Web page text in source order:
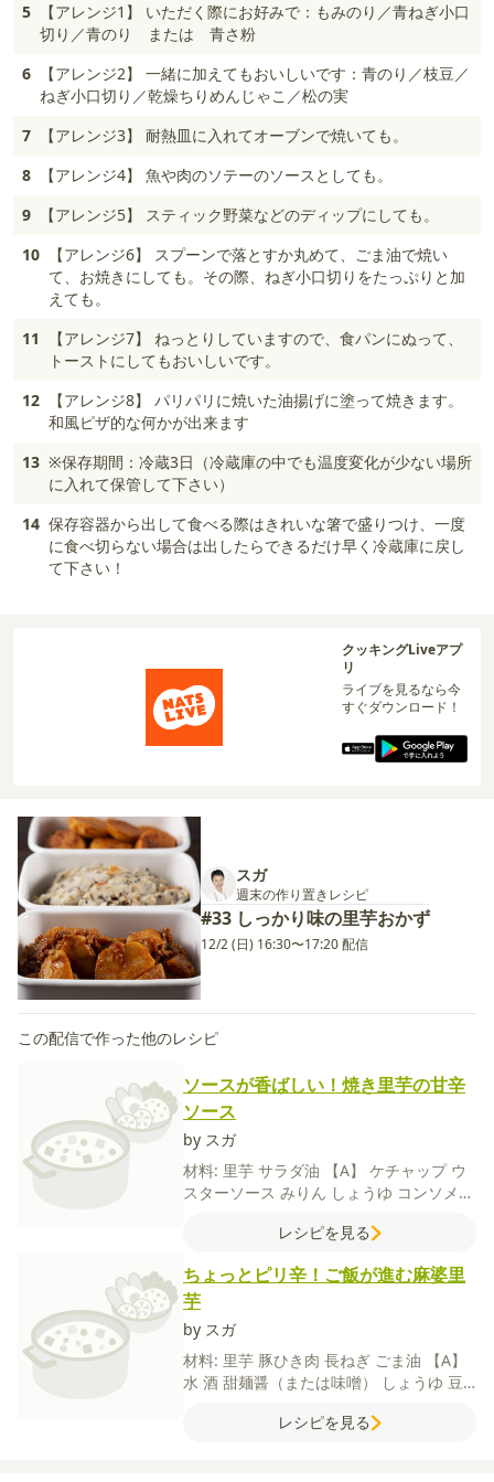
5
【アレンジ1】 いただく際にお好みで：もみのり／青ねぎ小口
切り／青のり または 青さ粉
6
【アレンジ2】 一緒に加えてもおいしいです：青のり／枝豆／
ねぎ小口切り／乾燥ちりめんじゃこ／松の実
7
【アレンジ3】 耐熱皿に入れてオーブンで焼いても。
8
【アレンジ4】 魚や肉のソテーのソースとしても。
9
【アレンジ5】 スティック野菜などのディップにしても。
10
【アレンジ6】 スプーンで落とすか丸めて、ごま油で焼い
て、お焼きにしても。その際、ねぎ小口切りをたっぷりと加
えても。
11
【アレンジ7】 ねっとりしていますので、食パンにぬって、
トーストにしてもおいしいです。
12
【アレンジ8】 パリパリに焼いた油揚げに塗って焼きます。
和風ピザ的な何かが出来ます
13 ※保存期間：冷蔵3日（冷蔵庫の中でも温度変化が少ない場所
に入れて保管して下さい）
14 保存容器から出して食べる際はきれいな箸で盛りつけ、一度
に食べ切らない場合は出したらできるだけ早く冷蔵庫に戻し
て下さい！
クッキングLiveアプ
リ
ライブを見るなら今
すぐダウンロード！
スガ
週末の作り置きレシピ
#33 しっかり味の里芋おかず
12/2 (日) 16:30〜17:20 配信
この配信で作った他のレシピ
ソースが香ばしい！焼き里芋の甘辛
ソース
by スガ
材料: 里芋 サラダ油 【A】 ケチャップ ウ
スターソース みりん しょうゆ コンソメス
レシピを見る
ちょっとピリ辛！ご飯が進む麻婆里
芋
by スガ
材料: 里芋 豚ひき肉 長ねぎ ごま油
【A】
水 酒 甜麺醤（または味噌） しょうゆ 豆
レシピを見る